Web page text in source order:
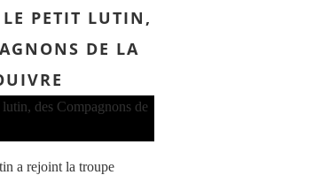
PETIT LUTIN,
DE LA
a rejoint la troupe